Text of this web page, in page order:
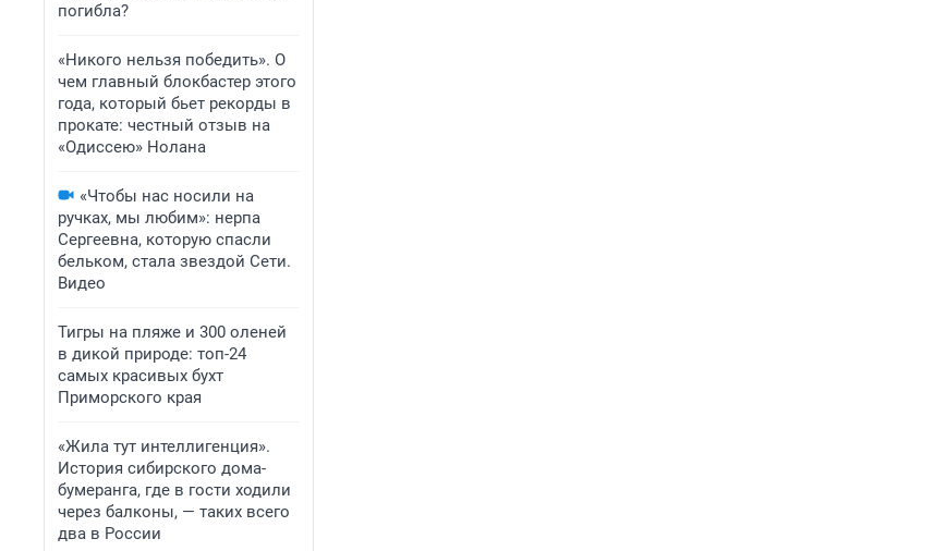
погибла?
«Никого нельзя победить». О
чем главный блокбастер этого
года, который бьет рекорды в
прокате: честный отзыв на
«Одиссею» Нолана
«Чтобы нас носили на
ручках, мы любим»: нерпа
Сергеевна, которую спасли
бельком, стала звездой Сети.
Видео
Тигры на пляже и 300 оленей
в дикой природе: топ-24
самых красивых бухт
Приморского края
«Жила тут интеллигенция».
История сибирского дома-
бумеранга, где в гости ходили
через балконы, — таких всего
два в России